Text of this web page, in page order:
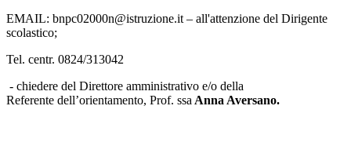
EMAIL: bnpc02000n@istruzione.it – all'attenzione del Dirigente
scolastico;
Tel. centr. 0824/313042
- chiedere del Direttore amministrativo e/o della
Referente dell’orientamento, Prof. ssa Anna Aversano.